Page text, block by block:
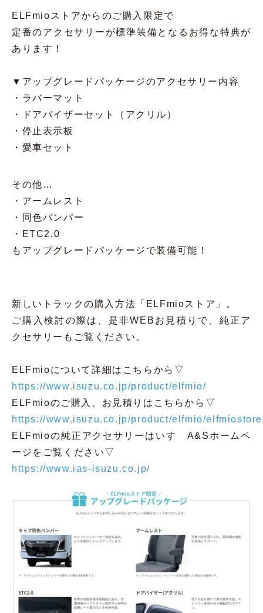
ELFmioストアからのご購入限定で
定番のアクセサリーが標準装備となるお得な特典が
あります！
▼アップグレードパッケージのアクセサリー内容
・ラバーマット
・ドアバイザーセット（アクリル）
・停止表示板
・愛車セット
その他…
・アームレスト
・同色バンパー
・ETC2.0
もアップグレードパッケージで装備可能！
新しいトラックの購入方法「ELFmioストア」。
ご購入検討の際は、是非WEBお見積りで、純正ア
クセサリーもご覧ください。
ELFmioについて詳細はこちらから▽
https://www.isuzu.co.jp/product/elfmio/
ELFmioのご購入、お見積りはこちらから▽
https://www.isuzu.co.jp/product/elfmio/
ELFmioの純正アクセサリーはいすゞA&Sホームペ
ージをご覧ください▽
https://www.ias-isuzu.co.jp/